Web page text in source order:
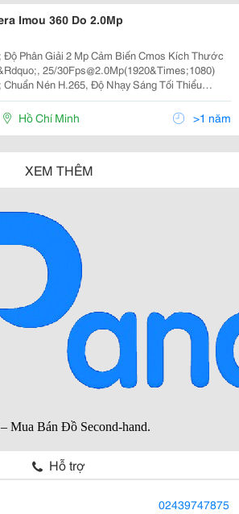
Imou 360 Do 2.0Mp
Độ Phân Giải 2 Mp Cảm Biến Cmos Kích Thước
25/30Fps@2.0Mp(1920&Times;1080)
Chuẩn Nén H.265, Độ Nhạy Sáng Tối Thiểu
F2.0(Color),0Lux/F2.0(Ir On), Chống Ngược
Dwdr, Chế Độ Ngày Đêm(Icr), Tự Động Cân Bằng
Hồ Chí Minh >1 năm
XEM THÊM
Hỗ trợ
02439747875